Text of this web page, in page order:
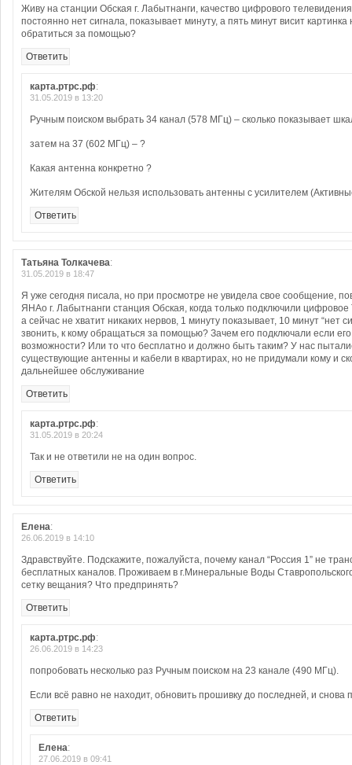
Живу на станции Обская г. Лабытнанги, качество цифрового
постоянно нет сигнала, показывает минуту, а пять минут висит картинка
обратиться за помощью?
Ответить
карта.ртрс.рф:
31.05.2019 в 13:20
Ручным поиском выбрать 34 канал (578 МГц) – сколько показывает
затем на 37 (602 МГц) – ?
Какая антенна конкретно ?
Жителям Обской нельзя использовать антенны с усилителем
Ответить
Татьяна Толкачева:
31.05.2019 в 18:47
Я уже сегодня писала, но при просмотре не увидела свое сообщение,
ЯНАо г. Лабытнанги станция Обская, когда только подключили
а сейчас не хватит никаких нервов, 1 минуту показывает, 10 минут “нет
звонить, к кому обращаться за помощью? Зачем его подключали если
возможности? Или то что бесплатно и должно быть таким? У нас
существующие антенны и кабели в квартирах, но не придумали кому и
дальнейшее обслуживание
Ответить
карта.ртрс.рф:
31.05.2019 в 20:24
Так и не ответили не на один вопрос.
Ответить
Елена:
26.06.2019 в 14:10
Здравствуйте. Подскажите, пожалуйста, почему канал “Россия 1” не
бесплатных каналов. Проживаем в г.Минеральные Воды Ставропольского
сетку вещания? Что предпринять?
Ответить
карта.ртрс.рф:
26.06.2019 в 14:23
попробовать несколько раз Ручным поиском на 23 канале (490 МГц).
Если всё равно не находит, обновить прошивку до последней, и снова
Ответить
Елена:
27.06.2019 в 09:41